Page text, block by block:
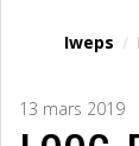
Iweps /
13 mars 2019